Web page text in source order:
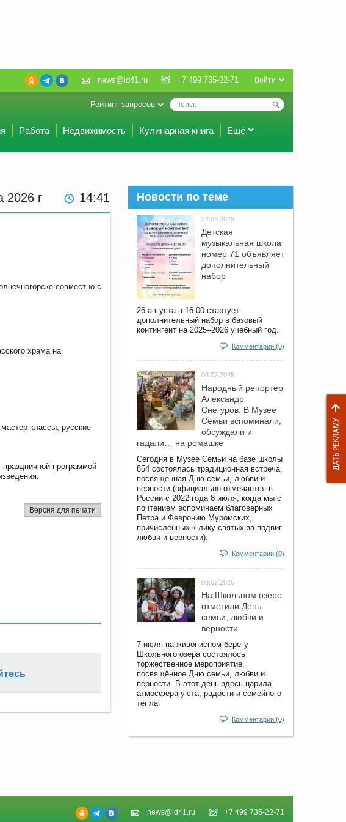
Войти
news@id41.ru +7 499 735-22-71
Рейтинг запросов
Работа Недвижимость Кулинарная книга Ещё
2026 г 14:41
совместно с
храма на
классы, русские
программой
Версия для печати
Новости по теме
22.08.2025
Детская
музыкальная школа
номер 71 объявляет
дополнительный
набор
26 августа в 16:00 стартует
дополнительный набор в базовый
контингент на 2025–2026 учебный год.
Комментарии (0)
08.07.2025
Народный репортер
Александр
Снегуров: В Музее
Семьи вспоминали,
обсуждали и
гадали… на ромашке
Сегодня в Музее Семьи на базе школы
854 состоялась традиционная встреча,
посвященная Дню семьи, любви и
верности (официально отмечается в
России с 2022 года 8 июля, когда мы с
почтением вспоминаем благоверных
Петра и Февронию Муромских,
причисленных к лику святых за подвиг
любви и верности).
Комментарии (0)
08.07.2025
На Школьном озере
отметили День
семьи, любви и
верности
7 июля на живописном берегу
Школьного озера состоялось
торжественное мероприятие,
посвящённое Дню семьи, любви и
верности. В этот день здесь царила
атмосфера уюта, радости и семейного
тепла.
Комментарии (0)
news@id41.ru +7 499 735-22-71